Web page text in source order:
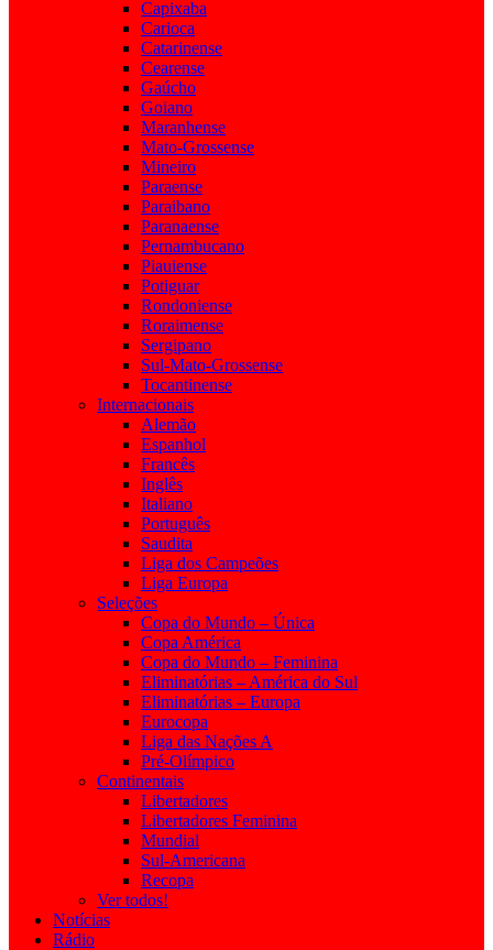
Capixaba
Carioca
Catarinense
Cearense
Gaúcho
Goiano
Maranhense
Mato-Grossense
Mineiro
Paraense
Paraibano
Paranaense
Pernambucano
Piauiense
Potiguar
Rondoniense
Roraimense
Sergipano
Sul-Mato-Grossense
Tocantinense
Internacionais
Alemão
Espanhol
Francês
Inglês
Italiano
Português
Saudita
Liga dos Campeões
Liga Europa
Seleções
Copa do Mundo – Única
Copa América
Copa do Mundo – Feminina
Eliminatórias – América do Sul
Eliminatórias – Europa
Eurocopa
Liga das Nações A
Pré-Olímpico
Continentais
Libertadores
Libertadores Feminina
Mundial
Sul-Americana
Recopa
Ver todos!
Notícias
Rádio